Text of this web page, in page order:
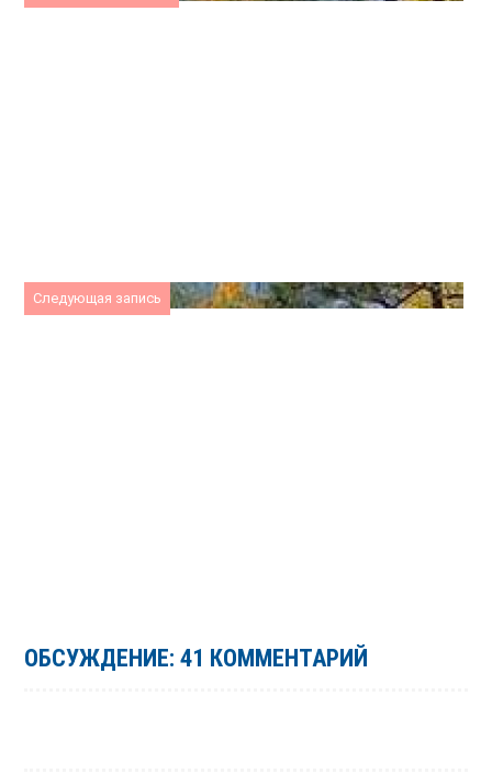
Следующая запись
ОБСУЖДЕНИЕ: 41 КОММЕНТАРИЙ